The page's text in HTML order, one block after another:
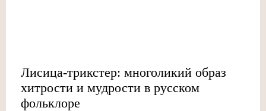
Лисица-трикстер: многоликий образ
хитрости и мудрости в русском
фольклоре